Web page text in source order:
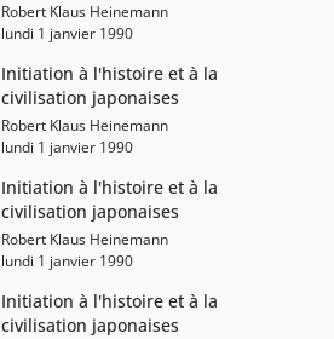
Robert Klaus Heinemann
lundi 1 janvier 1990
Initiation à l'histoire et à la
civilisation japonaises
Robert Klaus Heinemann
lundi 1 janvier 1990
Initiation à l'histoire et à la
civilisation japonaises
Robert Klaus Heinemann
lundi 1 janvier 1990
Initiation à l'histoire et à la
civilisation japonaises